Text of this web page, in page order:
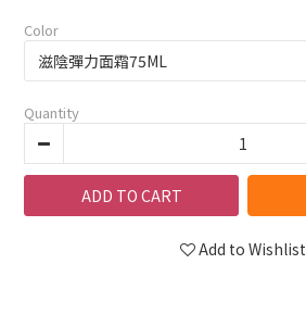
Color
Quantity
ADD TO CART
Add to Wishlist